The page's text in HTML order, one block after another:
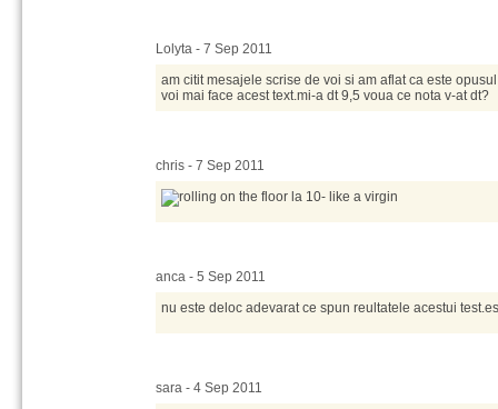
Lolyta - 7 Sep 2011
am citit mesajele scrise de voi si am aflat ca este
voi mai face acest text.mi-a dt 9,5 voua ce nota v-at dt?
chris - 7 Sep 2011
la 10- like a virgin
anca - 5 Sep 2011
nu este deloc adevarat ce spun reultatele acestui
sara - 4 Sep 2011